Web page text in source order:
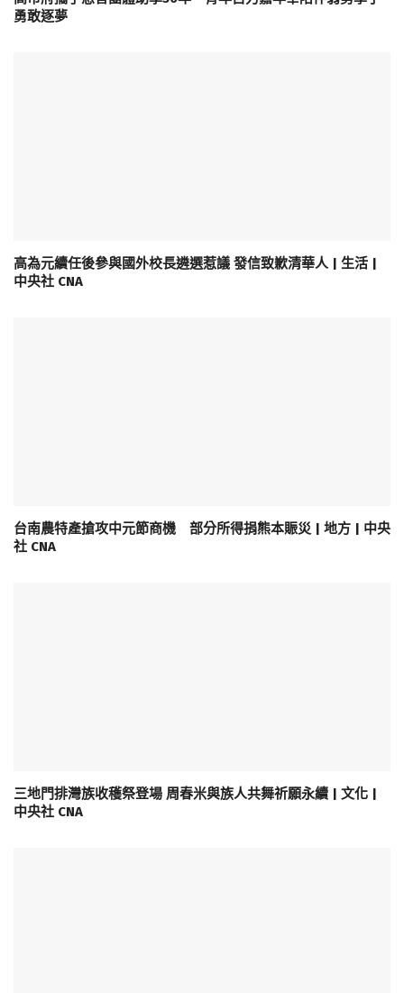
勇敢逐夢
高為元續任後參與國外校長遴選惹議 發信致歉清華人 | 生活 |
中央社 CNA
台南農特產搶攻中元節商機 部分所得捐熊本賑災 | 地方 | 中央
社 CNA
三地門排灣族收穫祭登場 周春米與族人共舞祈願永續 | 文化 |
中央社 CNA